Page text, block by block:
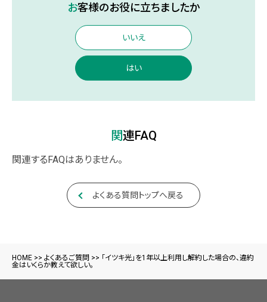
お客様のお役に立ちましたか
いいえ
はい
関連FAQ
関連するFAQはありません。
よくある質問トップへ戻る
HOME >> よくあるご質問 >> 「イツキ光」を1年以上利用し解約した場合の、違約
金はいくらか教えて欲しい。